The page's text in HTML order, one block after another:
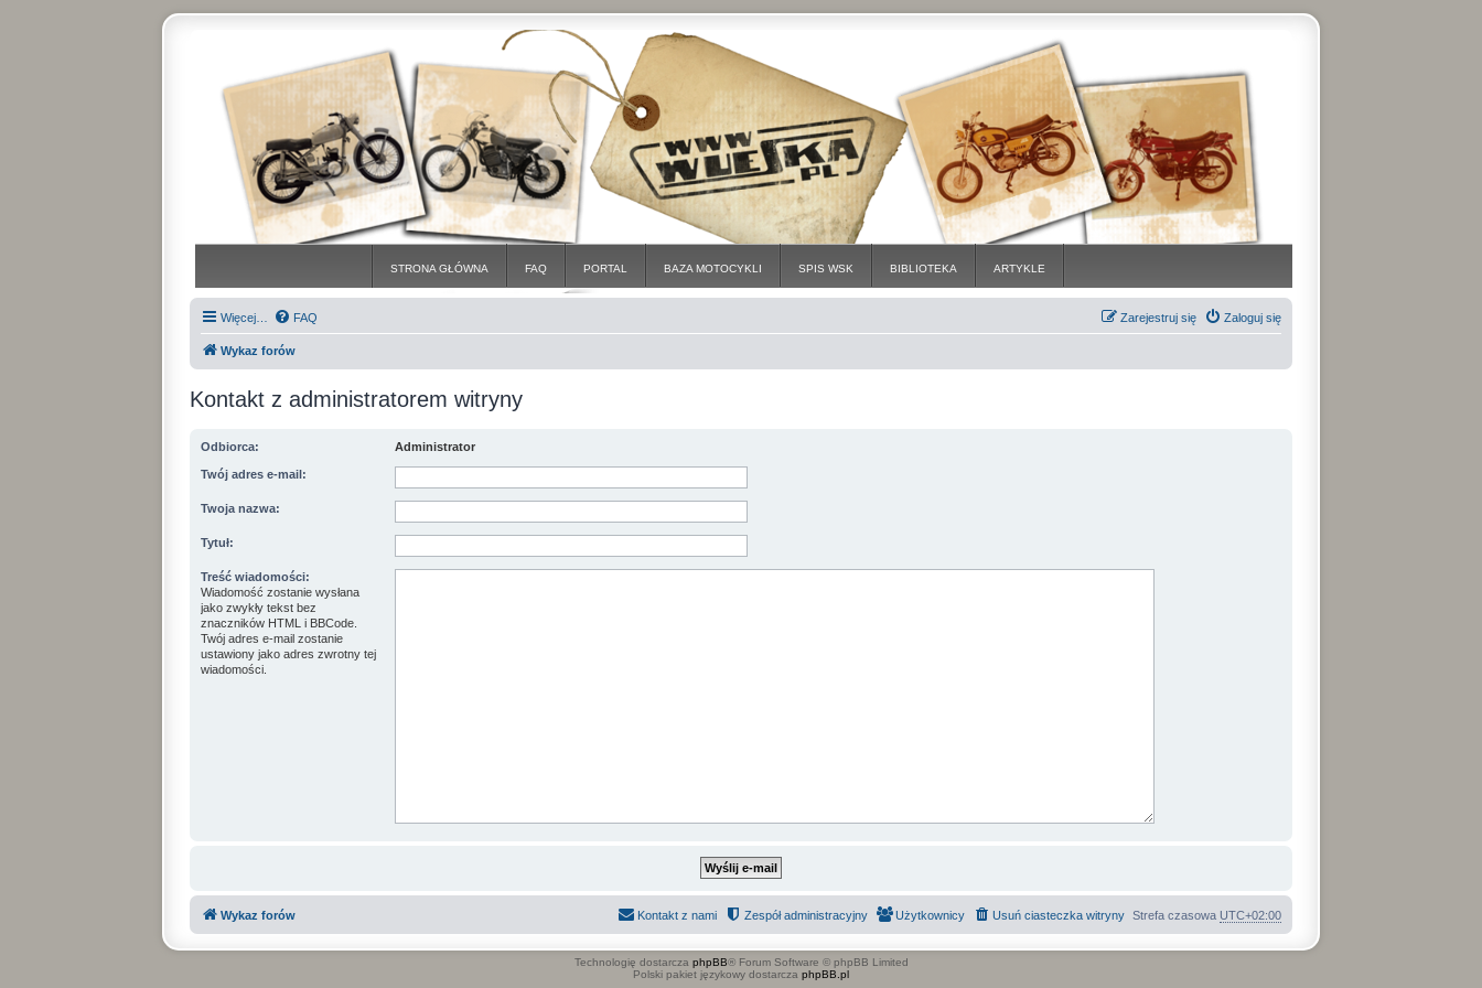
STRONA GŁÓWNA FAQ PORTAL BAZA MOTOCYKLI SPIS WSK BIBLIOTEKA ARTYKLE
Więcej… FAQ Zaloguj się
Zarejestruj się
Wykaz forów
Kontakt z administratorem witryny
Odbiorca: Administrator
Twój adres e-mail:
Twoja nazwa:
Tytuł:
Treść wiadomości:
Wiadomość zostanie wysłana
jako zwykły tekst bez
znaczników HTML i BBCode.
Twój adres e-mail zostanie
ustawiony jako adres zwrotny tej
wiadomości.
Wykaz forów Strefa czasowa UTC+02:00
Usuń ciasteczka witryny
Użytkownicy
Zespół administracyjny
Kontakt z nami
Technologię dostarcza phpBB® Forum Software © phpBB Limited
Polski pakiet językowy dostarcza phpBB.pl